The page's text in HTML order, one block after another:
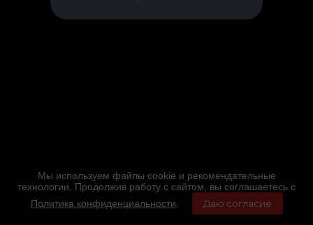
Мы используем файлы cookie и рекомендательные
технологии. Продолжив работу с сайтом, вы соглашаетесь с
Политика конфиденциальности
Даю согласие